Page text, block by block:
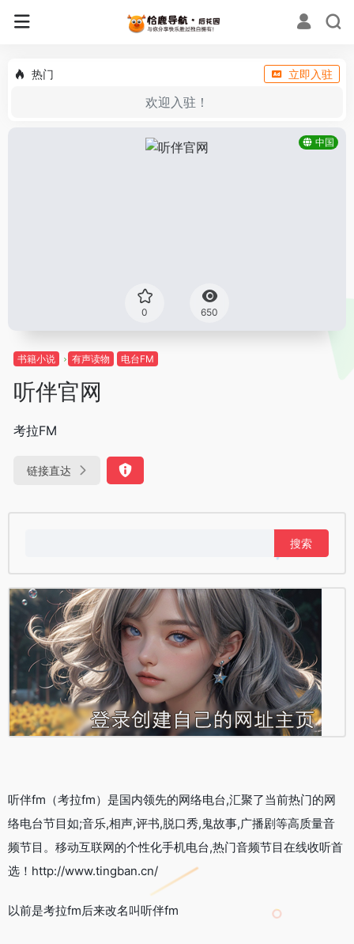
热门 立即入驻
欢迎入驻！
中国
0 650
书籍小说 有声读物 电台FM
听伴官网
考拉FM
链接直达
听伴fm（考拉fm）是国内领先的网络电台,汇聚了当前热门的网
络电台节目如;音乐,相声,评书,脱口秀,鬼故事,广播剧等高质量音
频节目。移动互联网的个性化手机电台,热门音频节目在线收听首
选！http://www.tingban.cn/
以前是考拉fm后来改名叫听伴fm